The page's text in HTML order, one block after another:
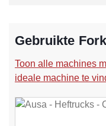
Gebruikte
Toon alle machines
ideale machine te